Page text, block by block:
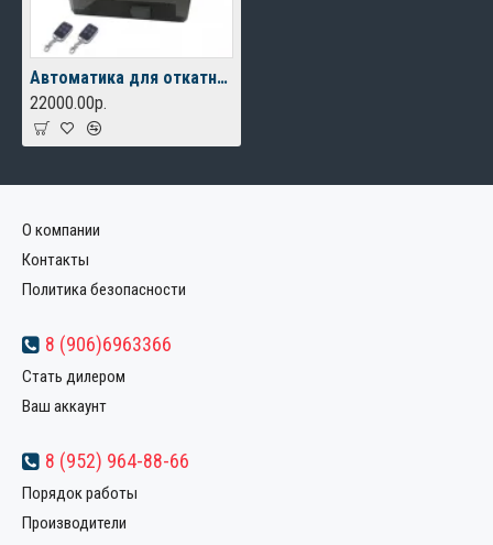
Автоматика для откатных ворот FURNITEH PY 800 AC
22000.00р.
О компании
Контакты
Политика безопасности
8 (906)6963366
Стать дилером
Ваш аккаунт
8 (952) 964-88-66
Порядок работы
Производители